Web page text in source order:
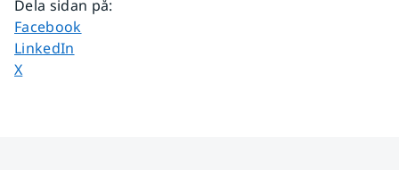
Dela sidan på:
Dela sidan på
Facebook
Dela sidan på
LinkedIn
Dela sidan på
X